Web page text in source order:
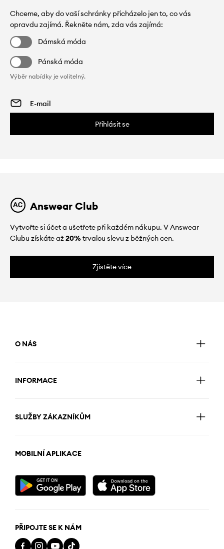
Chceme, aby do vaší schránky přicházelo jen to, co vás
opravdu zajímá. Řekněte nám, zda vás zajímá:
Dámská móda
Pánská móda
Výběr nabídky je volitelný.
Přihlásit se
Answear Club
Vytvořte si účet a ušetřete při každém nákupu. V Answear
Clubu získáte až20%trvalou slevu z běžných cen.
Zjistěte více
O NÁS
INFORMACE
SLUŽBY ZÁKAZNÍKŮM
MOBILNÍ APLIKACE
PŘIPOJTE SE K NÁM